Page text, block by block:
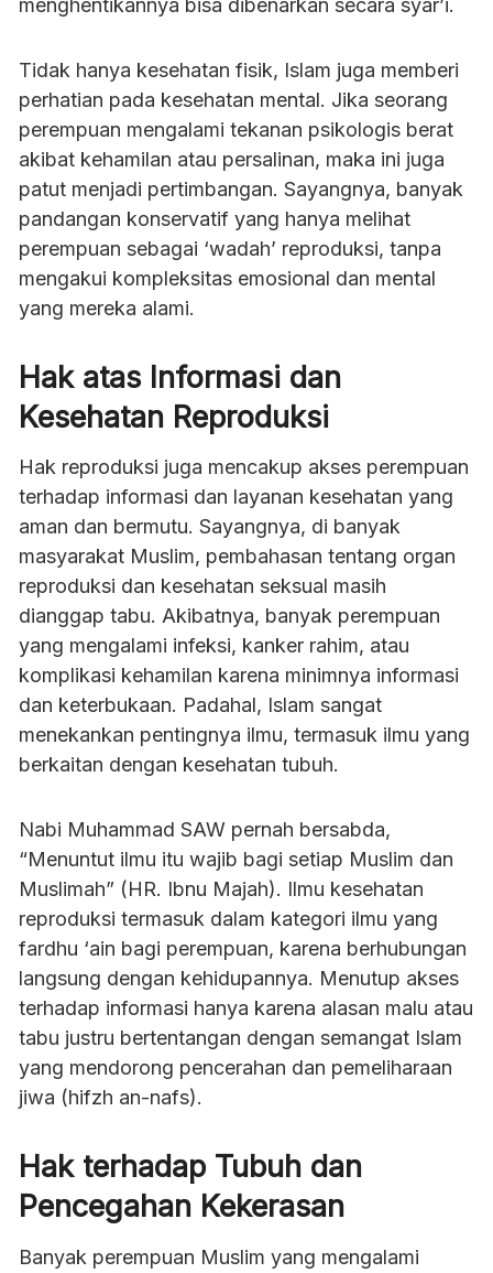
menghentikannya bisa dibenarkan secara syar’i.
Tidak hanya kesehatan fisik, Islam juga memberi
perhatian pada kesehatan mental. Jika seorang
perempuan mengalami tekanan psikologis berat
akibat kehamilan atau persalinan, maka ini juga
patut menjadi pertimbangan. Sayangnya, banyak
pandangan konservatif yang hanya melihat
perempuan sebagai ‘wadah’ reproduksi, tanpa
mengakui kompleksitas emosional dan mental
yang mereka alami.
Hak atas Informasi dan
Kesehatan Reproduksi
Hak reproduksi juga mencakup akses perempuan
terhadap informasi dan layanan kesehatan yang
aman dan bermutu. Sayangnya, di banyak
masyarakat Muslim, pembahasan tentang organ
reproduksi dan kesehatan seksual masih
dianggap tabu. Akibatnya, banyak perempuan
yang mengalami infeksi, kanker rahim, atau
komplikasi kehamilan karena minimnya informasi
dan keterbukaan. Padahal, Islam sangat
menekankan pentingnya ilmu, termasuk ilmu yang
berkaitan dengan kesehatan tubuh.
Nabi Muhammad SAW pernah bersabda,
“Menuntut ilmu itu wajib bagi setiap Muslim dan
Muslimah” (HR. Ibnu Majah). Ilmu kesehatan
reproduksi termasuk dalam kategori ilmu yang
fardhu ‘ain bagi perempuan, karena berhubungan
langsung dengan kehidupannya. Menutup akses
terhadap informasi hanya karena alasan malu atau
tabu justru bertentangan dengan semangat Islam
yang mendorong pencerahan dan pemeliharaan
jiwa (hifzh an-nafs).
Hak terhadap Tubuh dan
Pencegahan Kekerasan
Banyak perempuan Muslim yang mengalami